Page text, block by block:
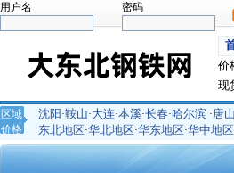
用户名 密码
价
现
区域
价格
沈阳 ·鞍山·大连·本溪·长春·哈尔滨 ·唐山
东北地区·华北地区·华东地区·华中地区